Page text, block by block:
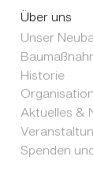
Über uns
Unser
Historie
Organisation
Aktuelles &
Spenden